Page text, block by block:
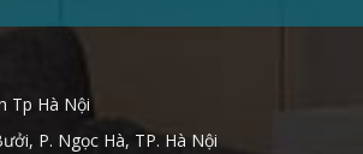
Tp Hà Nội
P. Ngọc Hà, TP. Hà Nội